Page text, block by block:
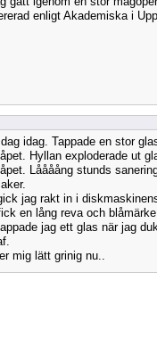
enligt Akademiska i
idag. Tappade en stor
Hyllan exploderade ut
Låååång stunds
jag rakt in i
en lång reva och
jag ett glas när jag
mig lätt grinig nu..